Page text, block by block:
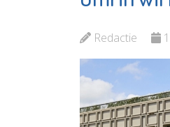
Redactie